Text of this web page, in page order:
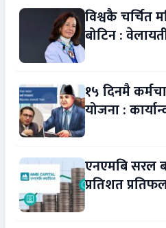
विश्वकै चर्चित
बोटिन :
१५ दिनमै
योजना :
एनएमबि सरल
प्रतिशत